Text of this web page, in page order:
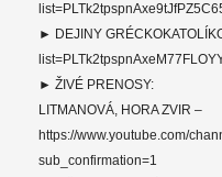
► DEJINY
► ŽIVÉ PRENOSY:
LITMANOVÁ, HORA ZVIR –
https://www.youtube.com/
sub_confirmation=1